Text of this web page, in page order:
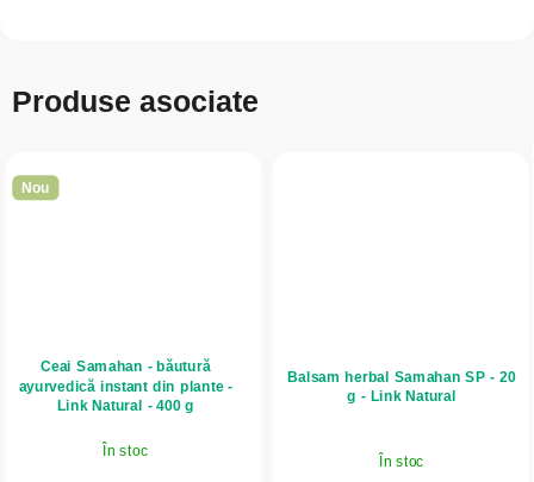
Produse asociate
Nou
Ceai Samahan - băutură
ayurvedică instant din plante -
Link Natural - 400 g
În stoc
Balsam herbal Samahan SP - 20
g - Link Natural
În stoc